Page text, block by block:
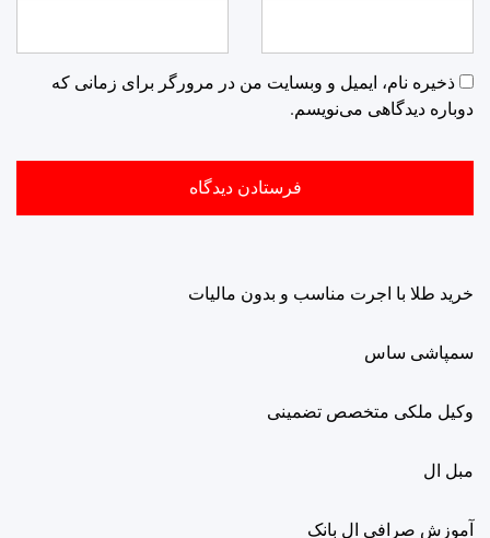
ذخیره نام، ایمیل و وبسایت من در مرورگر برای زمانی که
دوباره دیدگاهی می‌نویسم.
خرید طلا با اجرت مناسب و بدون مالیات
سمپاشی ساس
وکیل ملکی متخصص تضمینی
مبل ال
آموزش صرافی ال بانک